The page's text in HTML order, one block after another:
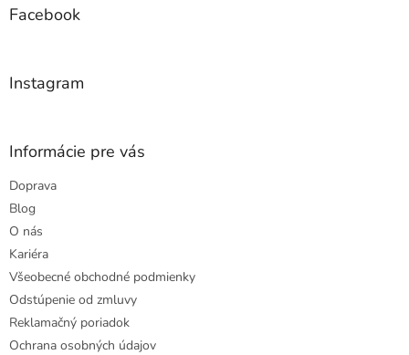
Facebook
Instagram
Informácie pre vás
Doprava
Blog
O nás
Kariéra
Všeobecné obchodné podmienky
Odstúpenie od zmluvy
Reklamačný poriadok
Ochrana osobných údajov